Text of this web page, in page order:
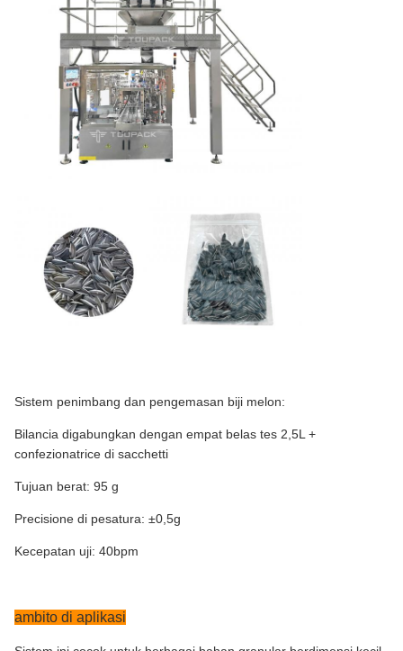
Sistem penimbang dan pengemasan biji melon:
Bilancia digabungkan dengan empat belas tes 2,5L +
confezionatrice di sacchetti
Tujuan berat: 95 g
Precisione di pesatura: ±0,5g
Kecepatan uji: 40bpm
ambito di aplikasi